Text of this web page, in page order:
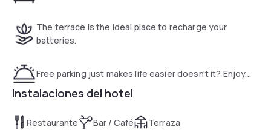
patio, an American restaurant and a Starbucks coffee shop.
Other amenities include an indoor pool and an exercise
parking.
The terrace is the ideal place to recharge your
batteries.
Free parking just makes life easier doesn't it? Enjoy...
Instalaciones del hotel
Restaurante Bar / Café Terraza